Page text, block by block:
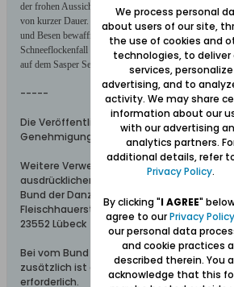
der frohen Aussicht auf den folgenden Tag. Der Eislauf
von kurzer Dauer. Fiel der erste Schnee, kamen einige
und Besen bewaffnet, die Schlittschuhbahn
Schneeflockenfall die Erde mit weißem Tuch, war es
auf dem Sasper See vorbei.
-----
Die Veröffentlichung dieses Artikels
Genehmigung des "Bundes der Danziger"
Weitere Verwendungen /
ausdrücklichen Genehmigung durch den
Bund der Danziger
Fleischhauerstr. 37
23552 Lübeck
Bei vom Bund der Danziger genehmigten
zusätzlich ist die Angabe "Übernommen
erforderlich.
We process personal
about users of our site,
the use of cookies and
technologies, to deliver
services, personalize
advertising, and to
activity. We may share
information about our
with our advertising
analytics partners.
additional details, refer
Privacy Policy.
By clicking "I AGREE"
agree to ourPrivacy Policy
our personal data
and cookie practices
described therein. You
acknowledge that this